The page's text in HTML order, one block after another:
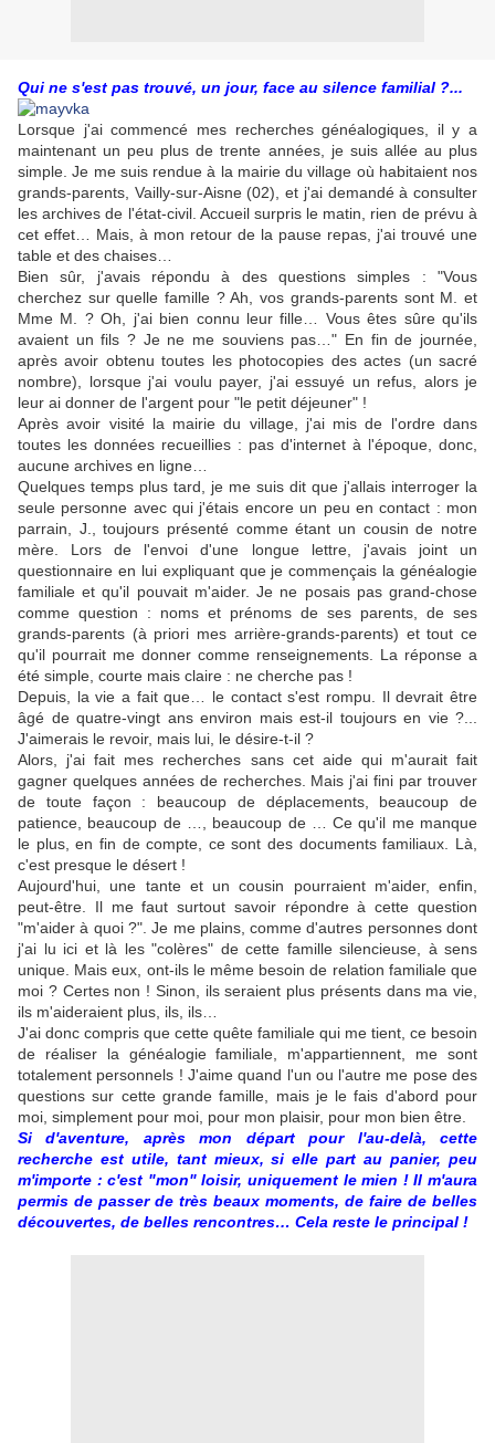
Qui ne s'est pas trouvé, un jour, face au silence familial ?...
Lorsque j'ai commencé mes recherches généalogiques, il y a
maintenant un peu plus de trente années, je suis allée au plus
simple. Je me suis rendue à la mairie du village où habitaient nos
grands-parents, Vailly-sur-Aisne (02), et j'ai demandé à consulter
les archives de l'état-civil. Accueil surpris le matin, rien de prévu à
cet effet… Mais, à mon retour de la pause repas, j'ai trouvé une
table et des chaises…
Bien sûr, j'avais répondu à des questions simples : "Vous
cherchez sur quelle famille ? Ah, vos grands-parents sont M. et
Mme M. ? Oh, j'ai bien connu leur fille… Vous êtes sûre qu'ils
avaient un fils ? Je ne me souviens pas…" En fin de journée,
après avoir obtenu toutes les photocopies des actes (un sacré
nombre), lorsque j'ai voulu payer, j'ai essuyé un refus, alors je
leur ai donner de l'argent pour "le petit déjeuner" !
Après avoir visité la mairie du village, j'ai mis de l'ordre dans
toutes les données recueillies : pas d'internet à l'époque, donc,
aucune archives en ligne…
Quelques temps plus tard, je me suis dit que j'allais interroger la
seule personne avec qui j'étais encore un peu en contact : mon
parrain, J., toujours présenté comme étant un cousin de notre
mère. Lors de l'envoi d'une longue lettre, j'avais joint un
questionnaire en lui expliquant que je commençais la généalogie
familiale et qu'il pouvait m'aider. Je ne posais pas grand-chose
comme question : noms et prénoms de ses parents, de ses
grands-parents (à priori mes arrière-grands-parents) et tout ce
qu'il pourrait me donner comme renseignements. La réponse a
été simple, courte mais claire : ne cherche pas !
Depuis, la vie a fait que… le contact s'est rompu. Il devrait être
âgé de quatre-vingt ans environ mais est-il toujours en vie ?...
J'aimerais le revoir, mais lui, le désire-t-il ?
Alors, j'ai fait mes recherches sans cet aide qui m'aurait fait
gagner quelques années de recherches. Mais j'ai fini par trouver
de toute façon : beaucoup de déplacements, beaucoup de
patience, beaucoup de …, beaucoup de … Ce qu'il me manque
le plus, en fin de compte, ce sont des documents familiaux. Là,
c'est presque le désert !
Aujourd'hui, une tante et un cousin pourraient m'aider, enfin,
peut-être. Il me faut surtout savoir répondre à cette question
"m'aider à quoi ?". Je me plains, comme d'autres personnes dont
j'ai lu ici et là les "colères" de cette famille silencieuse, à sens
unique. Mais eux, ont-ils le même besoin de relation familiale que
moi ? Certes non ! Sinon, ils seraient plus présents dans ma vie,
ils m'aideraient plus, ils, ils…
J'ai donc compris que cette quête familiale qui me tient, ce besoin
de réaliser la généalogie familiale, m'appartiennent, me sont
totalement personnels ! J'aime quand l'un ou l'autre me pose des
questions sur cette grande famille, mais je le fais d'abord pour
moi, simplement pour moi, pour mon plaisir, pour mon bien être.
Si d'aventure, après mon départ pour l'au-delà, cette
recherche est utile, tant mieux, si elle part au panier, peu
m'importe : c'est "mon" loisir, uniquement le mien ! Il m'aura
permis de passer de très beaux moments, de faire de belles
découvertes, de belles rencontres… Cela reste le principal !